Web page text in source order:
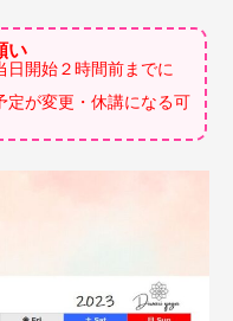
い
日開始２時間前までに
定が変更・休講になる可